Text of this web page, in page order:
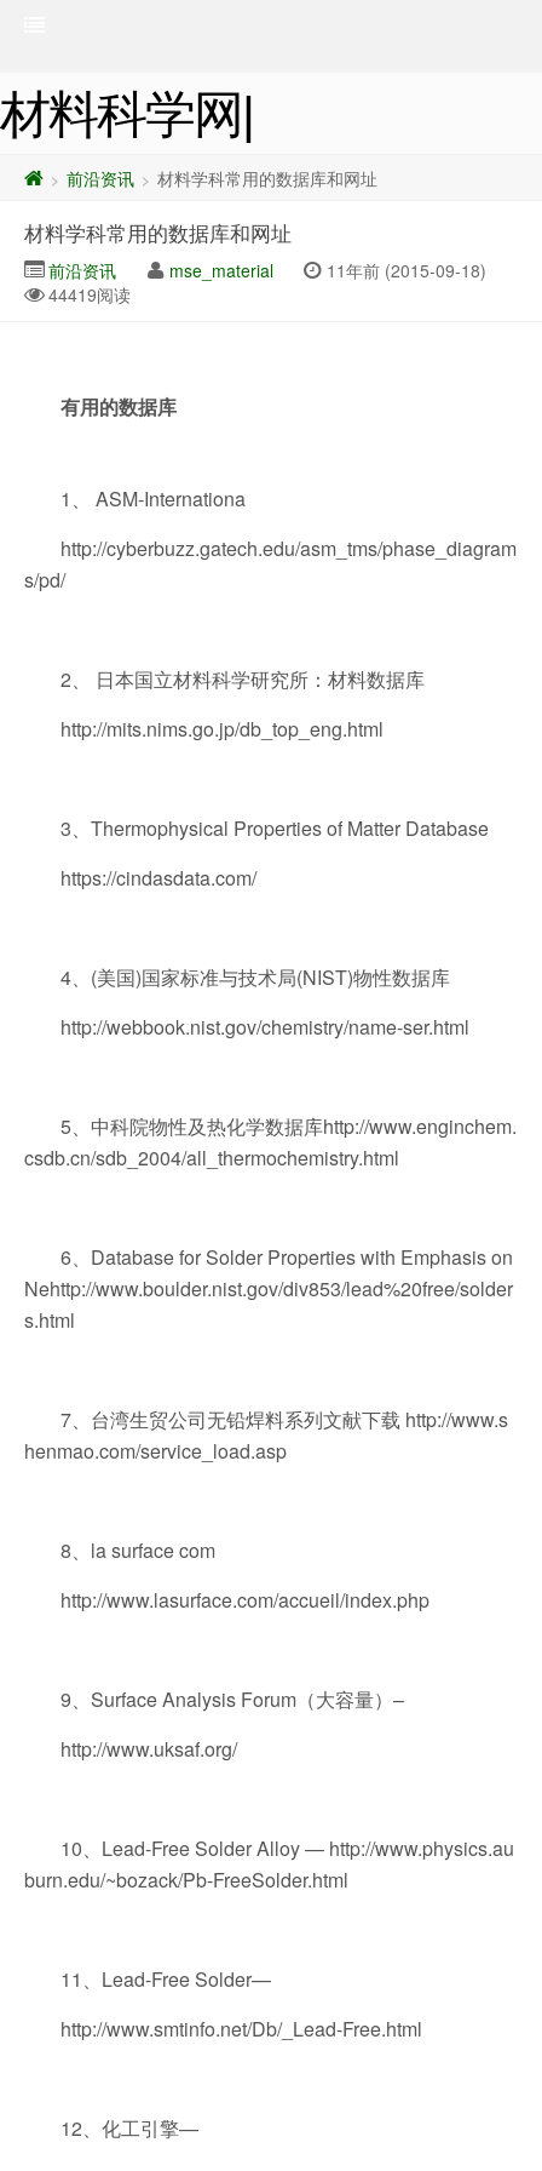
材料科学网|
> 前沿资讯 > 材料学科常用的数据库和网址
材料学科常用的数据库和网址
前沿资讯 mse_material
11年前 (2015-09-18)
44419阅读
有用的数据库
1、 ASM-Internationa
http://cyberbuzz.gatech.edu/asm_tms/phase_diagram
s/pd/
2、 日本国立材料科学研究所：材料数据库
http://mits.nims.go.jp/db_top_eng.html
3、Thermophysical Properties of Matter Database
https://cindasdata.com/
4、(美国)国家标准与技术局(NIST)物性数据库
http://webbook.nist.gov/chemistry/name-ser.html
5、中科院物性及热化学数据库http://www.enginchem.
csdb.cn/sdb_2004/all_thermochemistry.html
6、Database for Solder Properties with Emphasis on
Nehttp://www.boulder.nist.gov/div853/lead%20free/solder
s.html
7、台湾生贸公司无铅焊料系列文献下载 http://www.s
henmao.com/service_load.asp
8、la surface com
http://www.lasurface.com/accueil/index.php
9、Surface Analysis Forum（大容量）–
http://www.uksaf.org/
10、Lead-Free Solder Alloy — http://www.physics.au
burn.edu/~bozack/Pb-FreeSolder.html
11、Lead-Free Solder—
http://www.smtinfo.net/Db/_Lead-Free.html
12、化工引擎—